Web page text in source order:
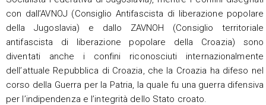
con dall’AVNOJ (Consiglio Antifascista di liberazione popolare
della Jugoslavia) e dallo ZAVNOH (Consiglio territoriale
antifascista di liberazione popolare della Croazia) sono
diventati anche i confini riconosciuti internazionalmente
dell’attuale Repubblica di Croazia, che la Croazia ha difeso nel
corso della Guerra per la Patria, la quale fu una guerra difensiva
per l’indipendenza e l’integrità dello Stato croato.